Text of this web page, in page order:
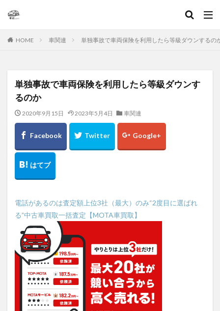
HOME 車関連 単独事故で車両保険を利用したら等級ダウンするの
単独事故で車両保険を利用したら等級ダウンす
るのか
2020年9月15日 2023年5月4日 車関連
電話があるのは査定額上位3社（最大）のみ“2度目に選ばれ
る”中古車買取一括査定【MOTA車買取】